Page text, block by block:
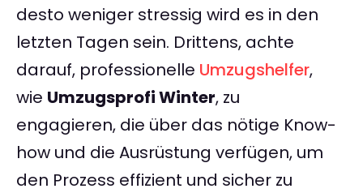
desto weniger stressig wird es in den
letzten Tagen sein. Drittens, achte
darauf, professionelle Umzugshelfer,
wie Umzugsprofi Winter, zu
engagieren, die über das nötige Know-
how und die Ausrüstung verfügen, um
den Prozess effizient und sicher zu